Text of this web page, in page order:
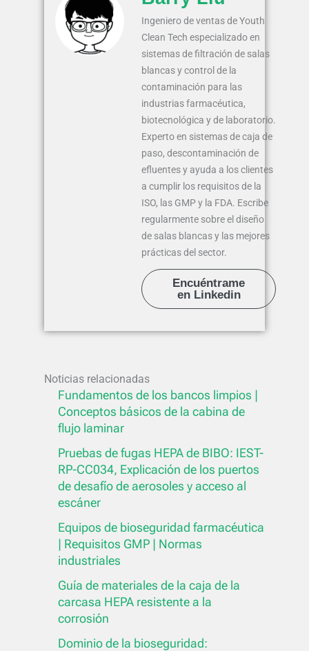
Ingeniero de ventas de Youth
Clean Tech especializado en
sistemas de filtración de salas
blancas y control de la
contaminación para las
industrias farmacéutica,
biotecnológica y de laboratorio.
Experto en sistemas de caja de
paso, descontaminación de
efluentes y ayuda a los clientes
a cumplir los requisitos de la
ISO, las GMP y la FDA. Escribe
regularmente sobre el diseño
de salas blancas y las mejores
prácticas del sector.
Encuéntrame
en Linkedin
Noticias relacionadas
Fundamentos de los bancos limpios |
Conceptos básicos de la cabina de
flujo laminar
Pruebas de fugas HEPA de BIBO: IEST-
RP-CC034, Explicación de los puertos
de desafío de aerosoles y acceso al
escáner
Equipos de bioseguridad farmacéutica
| Requisitos GMP | Normas
industriales
Guía de materiales de la caja de la
carcasa HEPA resistente a la
corrosión
Dominio de la bioseguridad: